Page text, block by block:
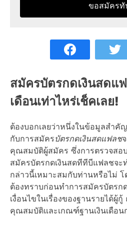
ขอสมัครทั
สมัครบัตรกดเงินสดแ
เดือนเท่าไหร่เช็คเลย!
ต้องบอกเลยว่าหนึ่งในข้อมูลสำคั
กับการสมัครบัตรกดเงินสดแฟลช
คุณสมบัติผู้สมัคร ซึ่งการตรวจส
สมัครบัตรกดเงินสดทีทีบีแฟลชจะ
กล่าวนี้เหมาะสมกับท่านหรือไม่
ต้องทราบก่อนทำการสมัครบัตรก
เงื่อนไขในเรื่องของฐานรายได้ผู้
คุณสมบัติและเกณฑ์ฐานเงินเดือ